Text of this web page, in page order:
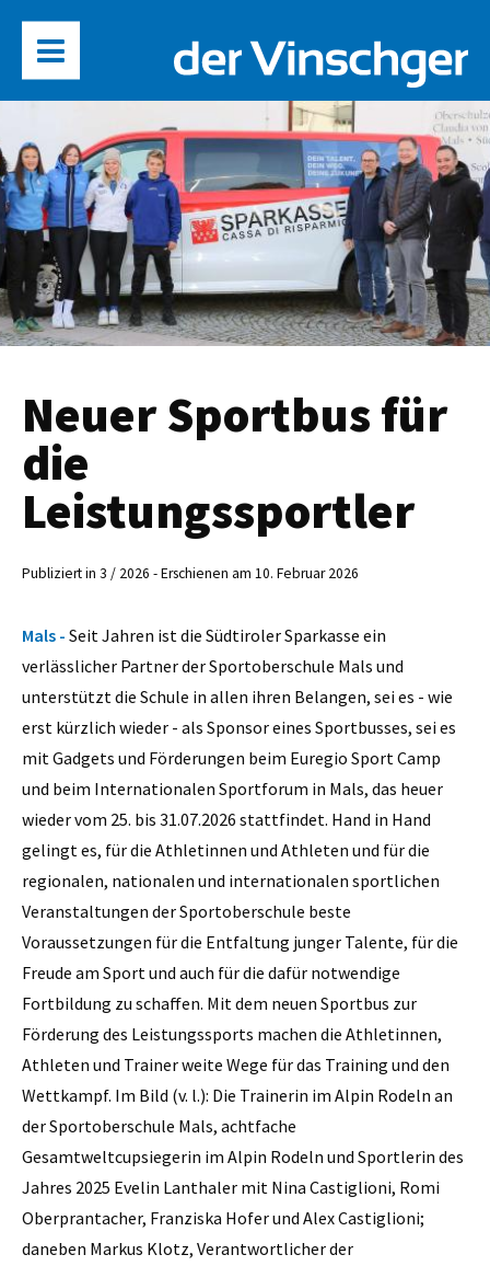
Neuer Sportbus für
die
Leistungssportler
Publiziert in 3 / 2026 - Erschienen am 10. Februar 2026
Mals - Seit Jahren ist die Südtiroler Sparkasse ein
verlässlicher Partner der Sportoberschule Mals und
unterstützt die Schule in allen ihren Belangen, sei es - wie
erst kürzlich wieder - als Sponsor eines Sportbusses, sei es
mit Gadgets und Förderungen beim Euregio Sport Camp
und beim Internationalen Sportforum in Mals, das heuer
wieder vom 25. bis 31.07.2026 stattfindet. Hand in Hand
gelingt es, für die Athletinnen und Athleten und für die
regionalen, nationalen und internationalen sportlichen
Veranstaltungen der Sportoberschule beste
Voraussetzungen für die Entfaltung junger Talente, für die
Freude am Sport und auch für die dafür notwendige
Fortbildung zu schaffen. Mit dem neuen Sportbus zur
Förderung des Leistungssports machen die Athletinnen,
Athleten und Trainer weite Wege für das Training und den
Wettkampf. Im Bild (v. l.): Die Trainerin im Alpin Rodeln an
der Sportoberschule Mals, achtfache
Gesamtweltcupsiegerin im Alpin Rodeln und Sportlerin des
Jahres 2025 Evelin Lanthaler mit Nina Castiglioni, Romi
Oberprantacher, Franziska Hofer und Alex Castiglioni;
daneben Markus Klotz, Verantwortlicher der